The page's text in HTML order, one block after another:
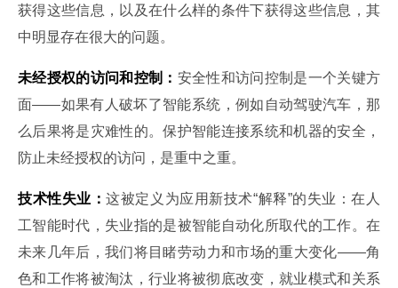
获得这些信息，以及在什么样的条件下获得这些信息，其
中明显存在很大的问题。
未经授权的访问和控制： 安全性和访问控制是一个关键方
面——如果有人破坏了智能系统，例如自动驾驶汽车，那
么后果将是灾难性的。保护智能连接系统和机器的安全，
防止未经授权的访问，是重中之重。
技术性失业：这被定义为应用新技术“解释”的失业：在人
工智能时代，失业指的是被智能自动化所取代的工作。在
未来几年后，我们将目睹劳动力和市场的重大变化——角
色和工作将被淘汰，行业将被彻底改变，就业模式和关系